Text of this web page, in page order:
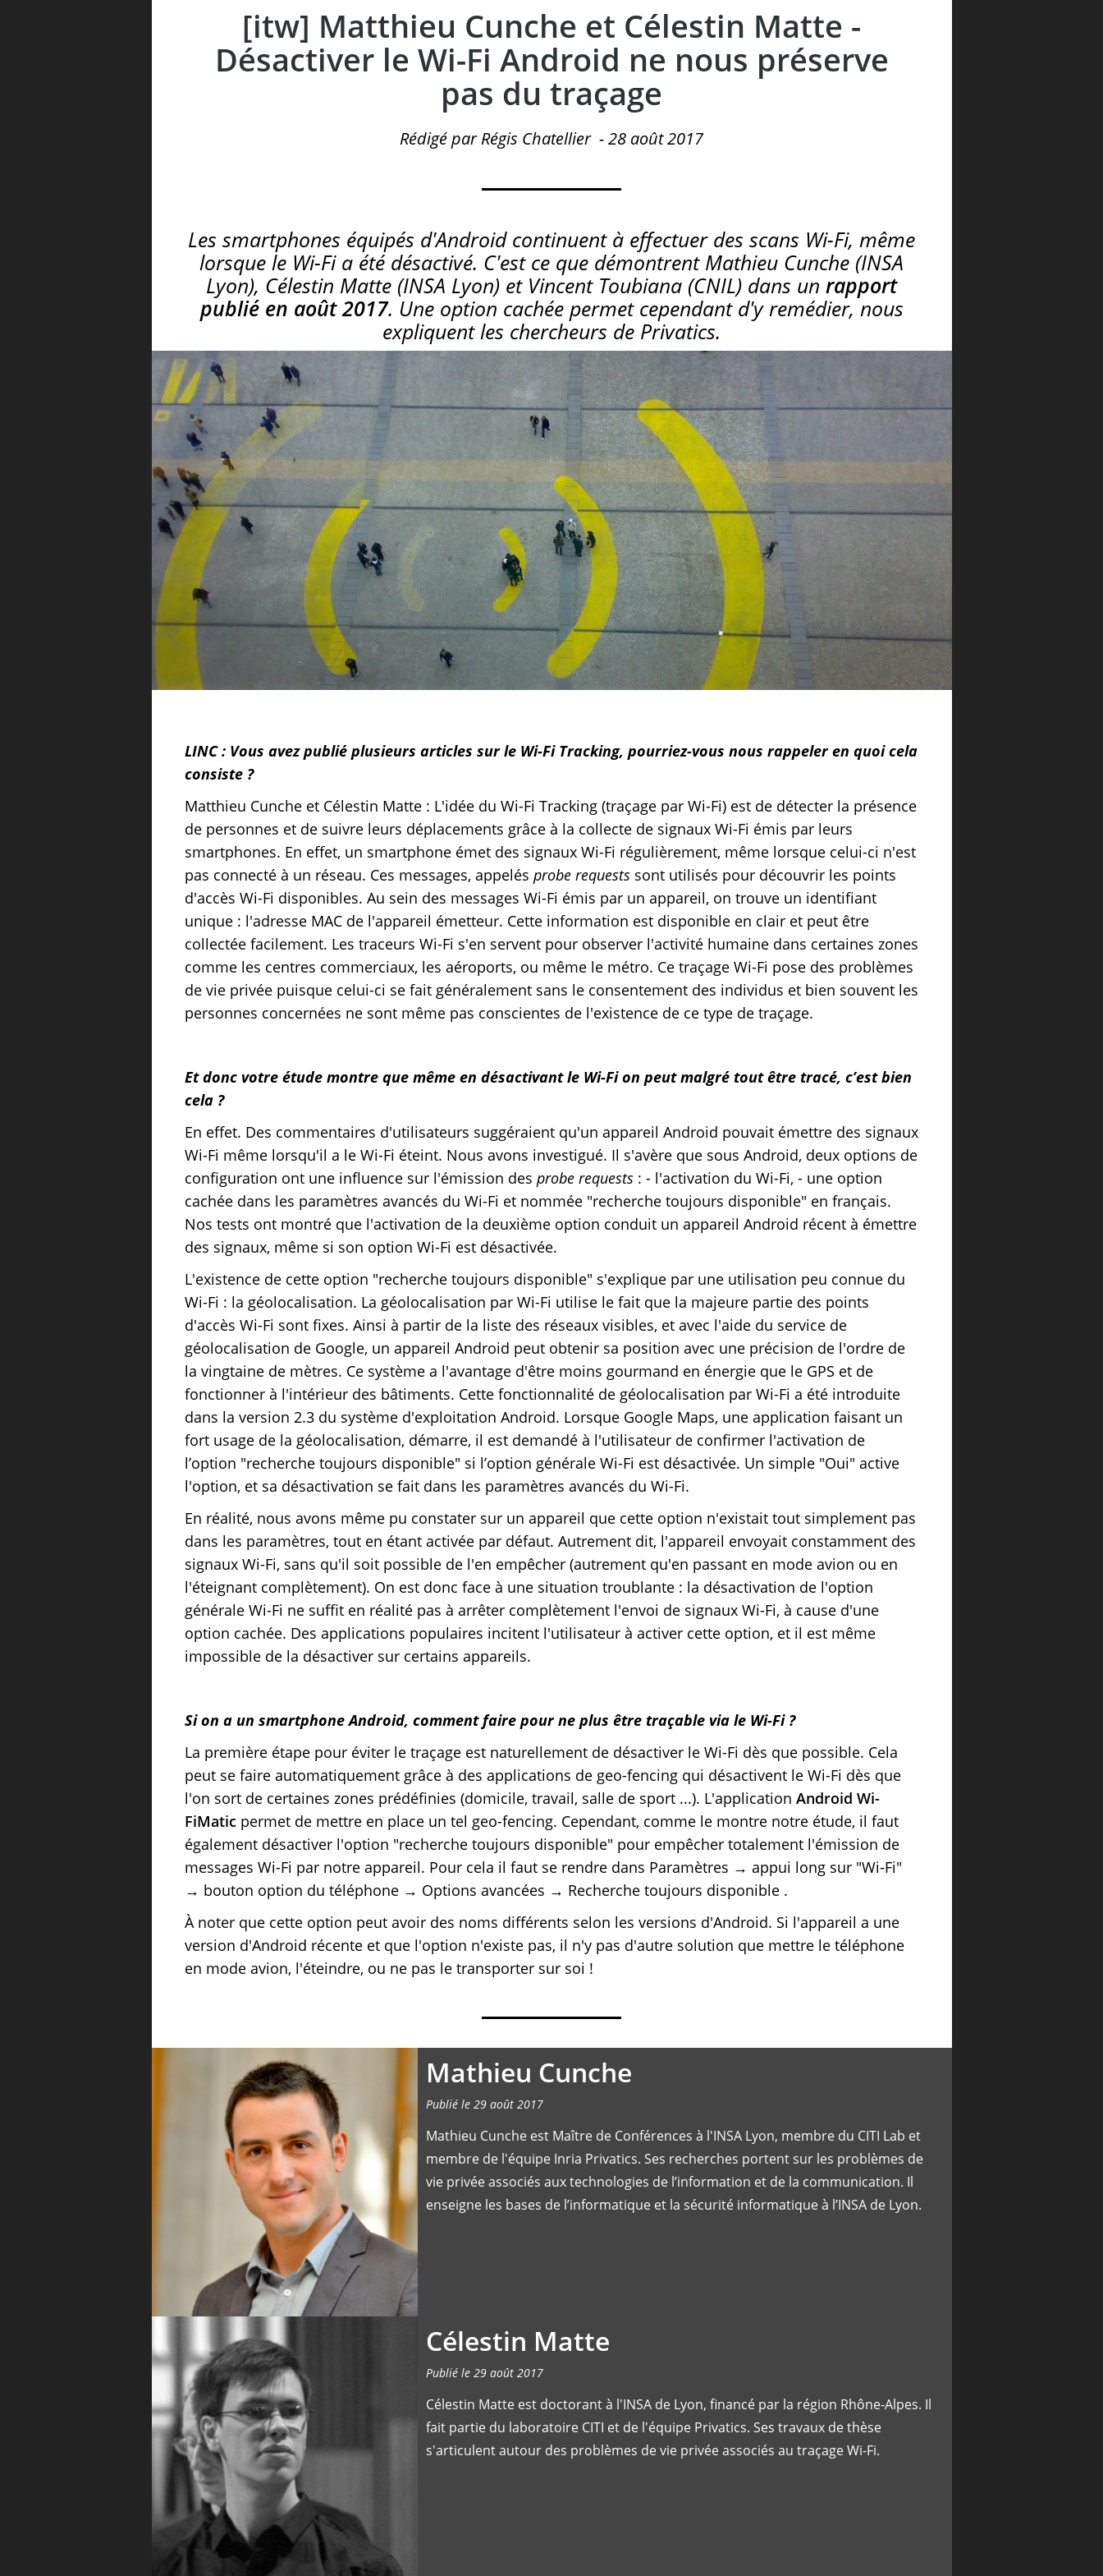
[itw] Matthieu Cunche et Célestin Matte -
Désactiver le Wi-Fi Android ne nous préserve
pas du traçage
Rédigé par Régis Chatellier -28 août 2017
Les smartphones équipés d'Android continuent à effectuer des scans Wi-Fi, même
lorsque le Wi-Fi a été désactivé. C'est ce que démontrent Mathieu Cunche (INSA
Lyon), Célestin Matte (INSA Lyon) et Vincent Toubiana (CNIL) dans un rapport
publié en août 2017. Une option cachée permet cependant d'y remédier, nous
expliquent les chercheurs de Privatics.
LINC : Vous avez publié plusieurs articles sur le Wi-Fi Tracking, pourriez-vous nous rappeler en quoi cela
consiste ?
Matthieu Cunche et Célestin Matte : L'idée du Wi-Fi Tracking (traçage par Wi-Fi) est de détecter la présence
de personnes et de suivre leurs déplacements grâce à la collecte de signaux Wi-Fi émis par leurs
smartphones. En effet, un smartphone émet des signaux Wi-Fi régulièrement, même lorsque celui-ci n'est
pas connecté à un réseau. Ces messages, appelés probe requestssont utilisés pour découvrir les points
d'accès Wi-Fi disponibles. Au sein des messages Wi-Fi émis par un appareil, on trouve un identifiant
unique : l'adresse MAC de l'appareil émetteur. Cette information est disponible en clair et peut être
collectée facilement. Les traceurs Wi-Fi s'en servent pour observer l'activité humaine dans certaines zones
comme les centres commerciaux, les aéroports, ou même le métro. Ce traçage Wi-Fi pose des problèmes
de vie privée puisque celui-ci se fait généralement sans le consentement des individus et bien souvent les
personnes concernées ne sont même pas conscientes de l'existence de ce type de traçage.
Et donc votre étude montre que même en désactivant le Wi-Fi on peut malgré tout être tracé, c’est bien
cela ?
En effet. Des commentaires d'utilisateurs suggéraient qu'un appareil Android pouvait émettre des signaux
Wi-Fi même lorsqu'il a le Wi-Fi éteint. Nous avons investigué. Il s'avère que sous Android, deux options de
configuration ont une influence sur l'émission des probe requests : - l'activation du Wi-Fi, - une option
cachée dans les paramètres avancés du Wi-Fi et nommée "recherche toujours disponible" en français.
Nos tests ont montré que l'activation de la deuxième option conduit un appareil Android récent à émettre
des signaux, même si son option Wi-Fi est désactivée.
L'existence de cette option "recherche toujours disponible" s'explique par une utilisation peu connue du
Wi-Fi : la géolocalisation. La géolocalisation par Wi-Fi utilise le fait que la majeure partie des points
d'accès Wi-Fi sont fixes. Ainsi à partir de la liste des réseaux visibles, et avec l'aide du service de
géolocalisation de Google, un appareil Android peut obtenir sa position avec une précision de l'ordre de
la vingtaine de mètres. Ce système a l'avantage d'être moins gourmand en énergie que le GPS et de
fonctionner à l'intérieur des bâtiments. Cette fonctionnalité de géolocalisation par Wi-Fi a été introduite
dans la version 2.3 du système d'exploitation Android. Lorsque Google Maps, une application faisant un
fort usage de la géolocalisation, démarre, il est demandé à l'utilisateur de confirmer l'activation de
l’option "recherche toujours disponible" si l’option générale Wi-Fi est désactivée. Un simple "Oui" active
l'option, et sa désactivation se fait dans les paramètres avancés du Wi-Fi.
En réalité, nous avons même pu constater sur un appareil que cette option n'existait tout simplement pas
dans les paramètres, tout en étant activée par défaut. Autrement dit, l'appareil envoyait constamment des
signaux Wi-Fi, sans qu'il soit possible de l'en empêcher (autrement qu'en passant en mode avion ou en
l'éteignant complètement). On est donc face à une situation troublante : la désactivation de l'option
générale Wi-Fi ne suffit en réalité pas à arrêter complètement l'envoi de signaux Wi-Fi, à cause d'une
option cachée. Des applications populaires incitent l'utilisateur à activer cette option, et il est même
impossible de la désactiver sur certains appareils.
Si on a un smartphone Android, comment faire pour ne plus être traçable via le Wi-Fi ?
La première étape pour éviter le traçage est naturellement de désactiver le Wi-Fi dès que possible. Cela
peut se faire automatiquement grâce à des applications de geo-fencing qui désactivent le Wi-Fi dès que
l'on sort de certaines zones prédéfinies (domicile, travail, salle de sport ...). L'application Android Wi-
FiMaticpermet de mettre en place un tel geo-fencing. Cependant, comme le montre notre étude, il faut
également désactiver l'option "recherche toujours disponible" pour empêcher totalement l'émission de
messages Wi-Fi par notre appareil. Pour cela il faut se rendre dans Paramètres → appui long sur "Wi-Fi"
→ bouton option du téléphone → Options avancées → Recherche toujours disponible .
À noter que cette option peut avoir des noms différents selon les versions d'Android. Si l'appareil a une
version d'Android récente et que l'option n'existe pas, il n'y pas d'autre solution que mettre le téléphone
en mode avion, l'éteindre, ou ne pas le transporter sur soi !
Mathieu Cunche
Publié le 29 août 2017
Mathieu Cunche est Maître de Conférences à l'INSA Lyon, membre du CITI Lab et
membre de l'équipe Inria Privatics. Ses recherches portent sur les problèmes de
vie privée associés aux technologies de l’information et de la communication. Il
enseigne les bases de l’informatique et la sécurité informatique à l’INSA de Lyon.
Célestin Matte
Publié le 29 août 2017
Célestin Matte est doctorant à l'INSA de Lyon, financé par la région Rhône-Alpes. Il
fait partie du laboratoire CITI et de l'équipe Privatics. Ses travaux de thèse
s'articulent autour des problèmes de vie privée associés au traçage Wi-Fi.